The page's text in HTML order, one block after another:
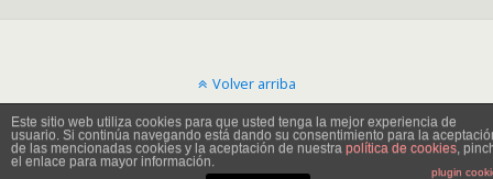
Volver arriba
Móvil Escritorio
Este sitio web utiliza cookies para que usted tenga la mejor experiencia de
usuario. Si continúa navegando está dando su consentimiento para la
de las mencionadas cookies y la aceptación de nuestra política de cookies,
el enlace para mayor información.
plugin